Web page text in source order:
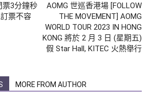
票3分鐘秒
票不容
AOMG 世巡香港場 [FOLLOW
THE MOVEMENT] AOMG
WORLD TOUR 2023 IN HONG
KONG 將於 2 月 3 日 (星期五)
假 Star Hall, KITEC 火熱舉行
MORE FROM AUTHOR